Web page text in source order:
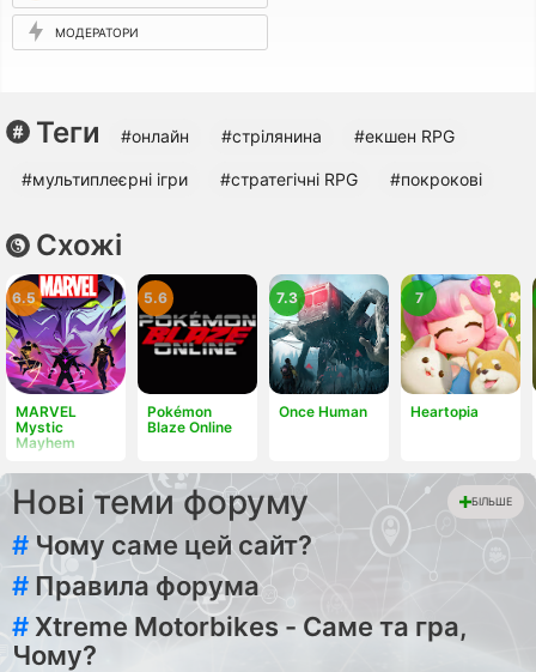
МОДЕРАТОРИ
Теги #онлайн #стрілянина #екшен RPG
#мультиплеєрні ігри #стратегічні RPG #покрокові
Схожі
MARVEL
Mystic
Mayhem
6.5
Pokémon
Blaze Online
5.6
Once Human
7.3
Heartopia
7
Нові теми форуму БІЛЬШЕ
# Чому саме цей сайт?
# Правила форума
# Xtreme Motorbikes - Саме та гра,
Чому?